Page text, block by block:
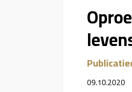
09.10.2020